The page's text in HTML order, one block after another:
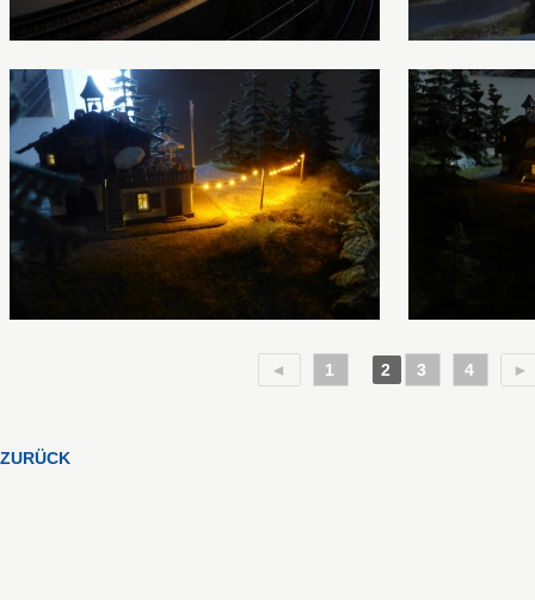
◄ 1 2 3 4 ►
ZURÜCK